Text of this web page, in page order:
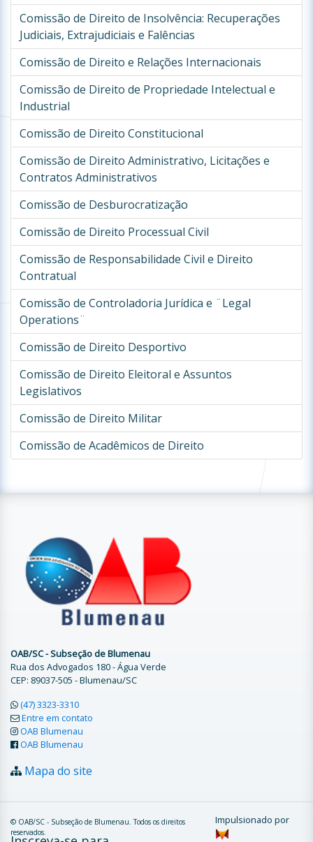
Comissão de Direito de Insolvência: Recuperações
Judiciais, Extrajudiciais e Falências
Comissão de Direito e Relações Internacionais
Comissão de Direito de Propriedade Intelectual e
Industrial
Comissão de Direito Constitucional
Comissão de Direito Administrativo, Licitações e
Contratos Administrativos
Comissão de Desburocratização
Comissão de Direito Processual Civil
Comissão de Responsabilidade Civil e Direito
Contratual
Comissão de Controladoria Jurídica e ¨Legal
Operations¨
Comissão de Direito Desportivo
Comissão de Direito Eleitoral e Assuntos
Legislativos
Comissão de Direito Militar
Comissão de Acadêmicos de Direito
OAB/SC - Subseção de Blumenau
Rua dos Advogados 180 - Água Verde
CEP: 89037-505 - Blumenau/SC
(47) 3323-3310
Entre em contato
OAB Blumenau
OAB Blumenau
Mapa do site
© OAB/SC - Subseção de Blumenau. Todos os direitos
reservados.
Impulsionado por